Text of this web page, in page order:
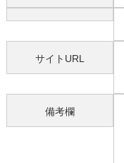
サイトURL
備考欄